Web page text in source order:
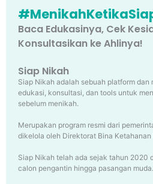
Baca Edukasinya, Cek
Konsultasikan ke Ahlinya!
Siap Nikah
Siap Nikah adalah sebuah platform
edukasi, konsultasi, dan tools untuk
sebelum menikah.
Merupakan program resmi dari
dikelola oleh Direktorat Bina Ketahanan
Siap Nikah telah ada sejak tahun 2020
calon pengantin hingga pasangan muda.